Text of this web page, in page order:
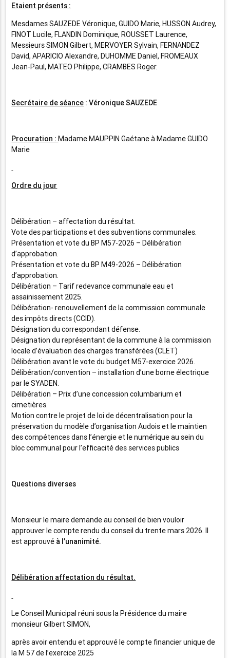
Etaient présents :
Mesdames SAUZEDE Véronique, GUIDO Marie, HUSSON Audrey,
FINOT Lucile, FLANDIN Dominique, ROUSSET Laurence,
Messieurs SIMON Gilbert, MERVOYER Sylvain, FERNANDEZ
David, APARICIO Alexandre, DUHOMME Daniel, FROMEAUX
Jean-Paul, MATEO Philippe, CRAMBES Roger.
Secrétaire de séance : Véronique SAUZEDE
Procuration :Madame MAUPPIN Gaétane à Madame GUIDO
Marie
Ordre du jour
Délibération – affectation du résultat.
Vote des participations et des subventions communales.
Présentation et vote du BP M57-2026 – Délibération
d’approbation.
Présentation et vote du BP M49-2026 – Délibération
d’approbation.
Délibération – Tarif redevance communale eau et
assainissement 2025.
Délibération- renouvellement de la commission communale
des impôts directs (CCID).
Désignation du correspondant défense.
Désignation du représentant de la commune à la commission
locale d’évaluation des charges transférées (CLET)
Délibération avant le vote du budget M57-exercice 2026.
Délibération/convention – installation d’une borne électrique
par le SYADEN.
Délibération – Prix d’une concession columbarium et
cimetières.
Motion contre le projet de loi de décentralisation pour la
préservation du modèle d’organisation Audois et le maintien
des compétences dans l’énergie et le numérique au sein du
bloc communal pour l’efficacité des services publics
Questions diverses
Monsieur le maire demande au conseil de bien vouloir
approuver le compte rendu du conseil du trente mars 2026. Il
est approuvé à l’unanimité.
Délibération affectation du résultat.
Le Conseil Municipal réuni sous la Présidence du maire
monsieur Gilbert SIMON,
après avoir entendu et approuvé le compte financier unique de
la M 57 de l’exercice 2025